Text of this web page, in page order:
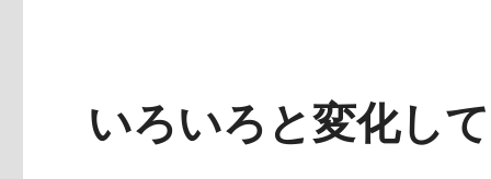
いろいろと変化し